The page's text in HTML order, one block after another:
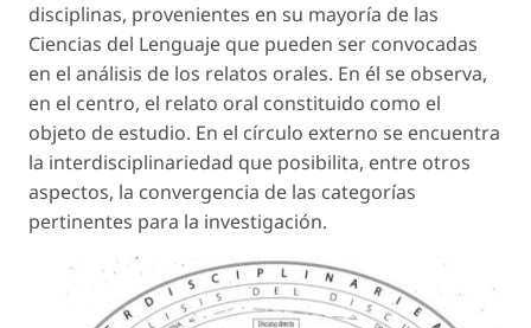
disciplinas, provenientes en su mayoría de las
Ciencias del Lenguaje que pueden ser convocadas
en el análisis de los relatos orales. En él se observa,
en el centro, el relato oral constituido como el
objeto de estudio. En el círculo externo se encuentra
la interdisciplinariedad que posibilita, entre otros
aspectos, la convergencia de las categorías
pertinentes para la investigación.